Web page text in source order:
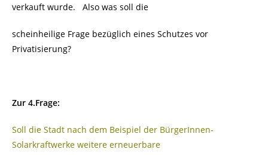
verkauft wurde. Also was soll die
scheinheilige Frage bezüglich eines Schutzes vor
Privatisierung?
Zur 4.Frage:
Soll die Stadt nach dem Beispiel der BürgerInnen-
Solarkraftwerke weitere erneuerbare